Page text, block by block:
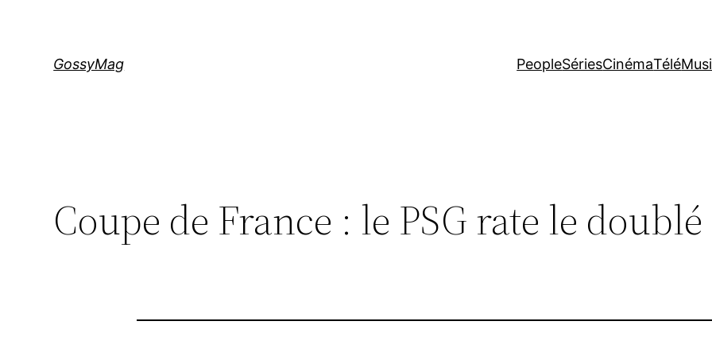
GossyMag PeopleSériesCinémaTélé
Coupe de France : le PSG rate le doublé